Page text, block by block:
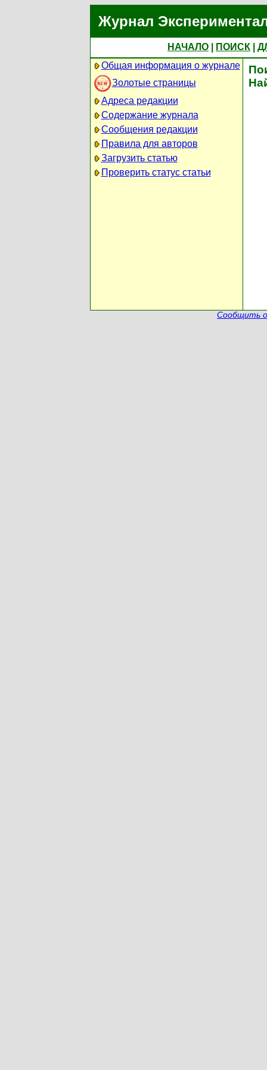
Журнал
НАЧАЛО ПОИСК
Общая информация о журнале
Золотые страницы
Адреса редакции
Содержание журнала
Сообщения редакции
Правила для авторов
Загрузить статью
Проверить статус статьи
Сообщить о